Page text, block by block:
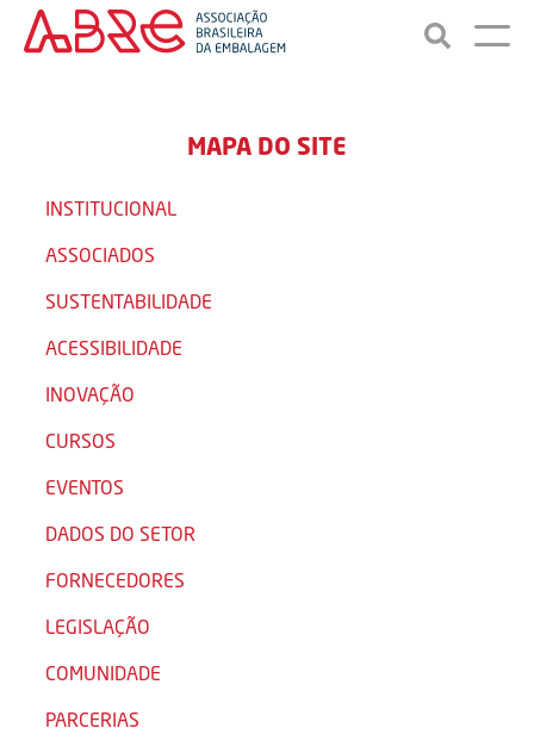
MAPA DO SITE
INSTITUCIONAL
ASSOCIADOS
SUSTENTABILIDADE
ACESSIBILIDADE
INOVAÇÃO
CURSOS
EVENTOS
DADOS DO SETOR
FORNECEDORES
LEGISLAÇÃO
COMUNIDADE
PARCERIAS